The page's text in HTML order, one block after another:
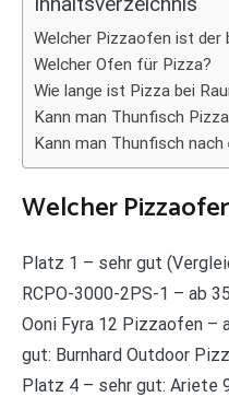
Welcher Pizzaofen ist der
Welcher Ofen für Pizza?
Wie lange ist Pizza bei
Kann man Thunfisch
Kann man Thunfisch
Welcher
Platz 1 – sehr gut
RCPO-3000-2PS-1 – ab
Ooni Fyra 12 Pizzaofen –
gut: Burnhard Outdoor
Platz 4 – sehr gut: Ariete